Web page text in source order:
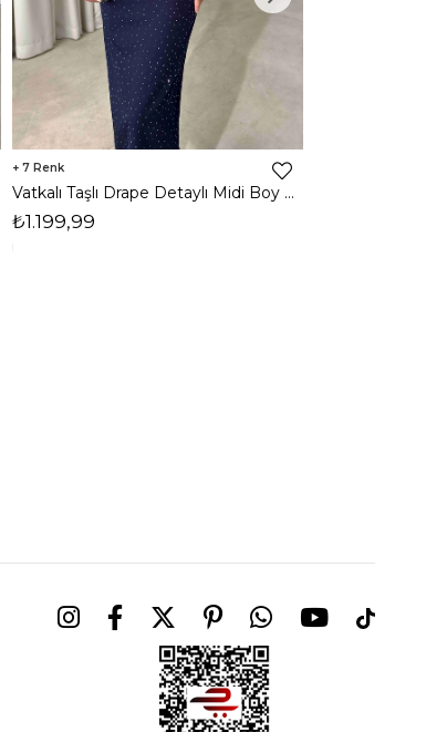
7
Vatkalı Taşlı Drape Detaylı Midi Boy Lacivert Jesep Kadın Elbise 26Y282
₺1.199,99